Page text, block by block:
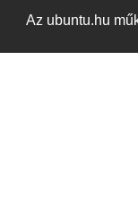
Az ubuntu.hu